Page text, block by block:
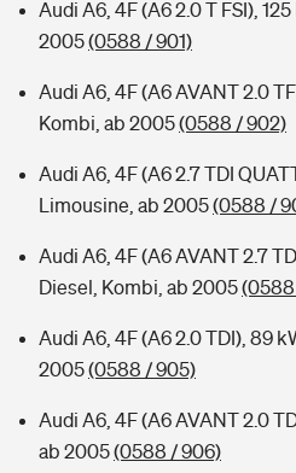
Audi A6, 4F (A6 2.0 T FSI),
2005(0588 / 901)
Audi A6, 4F (A6 AVANT 2.0
Kombi, ab 2005(0588 / 902)
Audi A6, 4F (A6 2.7 TDI
Limousine, ab 2005(0588 /
Audi A6, 4F (A6 AVANT 2.7
Diesel, Kombi, ab 2005
Audi A6, 4F (A6 2.0 TDI), 89
2005(0588 / 905)
Audi A6, 4F (A6 AVANT 2.0
ab 2005(0588 / 906)